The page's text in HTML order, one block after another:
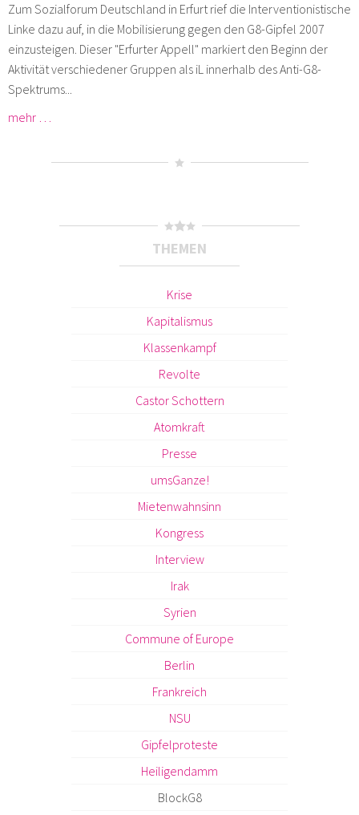
Zum Sozialforum Deutschland in Erfurt rief die Interventionistische
Linke dazu auf, in die Mobilisierung gegen den G8-Gipfel 2007
einzusteigen. Dieser "Erfurter Appell" markiert den Beginn der
Aktivität verschiedener Gruppen als iL innerhalb des Anti-G8-
Spektrums...
mehr …
THEMEN
Krise
Kapitalismus
Klassenkampf
Revolte
Castor Schottern
Atomkraft
Presse
umsGanze!
Mietenwahnsinn
Kongress
Interview
Irak
Syrien
Commune of Europe
Berlin
Frankreich
NSU
Gipfelproteste
Heiligendamm
BlockG8